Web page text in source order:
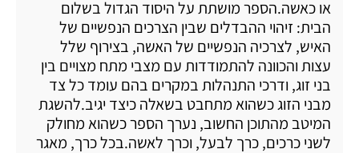
או כאשה.הספר מושתת על היסוד הגדול בשלום
הבית: זיהוי ההבדלים שבין הצרכים הנפשיים של
האיש, לצרכיה הנפשיים של האשה, בצירוף שלל
עצות והכוונה להתמודדות עם מצבי מתח מצויים בין
בני זוג, ודרכי התנהלות במקרים בהם עומד כל צד
מבני הזוג כשהוא מתחבט בשאלה כיצד יגיב.להשגת
המיטב מהתוכן החשוב, נערך הספר כשהוא מחולק
לשני כרכים, כרך לבעל, וכרך לאשה.בכל כרך, מאגר